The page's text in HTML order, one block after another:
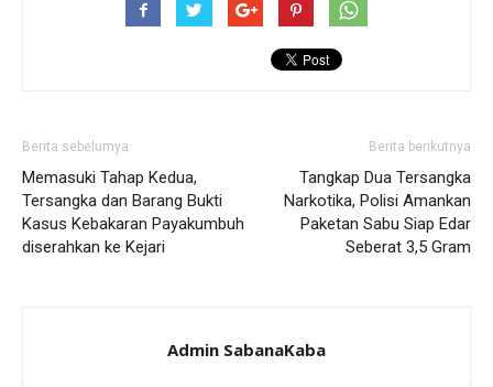
Berita sebelumya
Memasuki Tahap Kedua,
Tersangka dan Barang Bukti
Kasus Kebakaran Payakumbuh
diserahkan ke Kejari
Berita berikutnya
Tangkap Dua Tersangka
Narkotika, Polisi Amankan
Paketan Sabu Siap Edar
Seberat 3,5 Gram
Admin SabanaKaba